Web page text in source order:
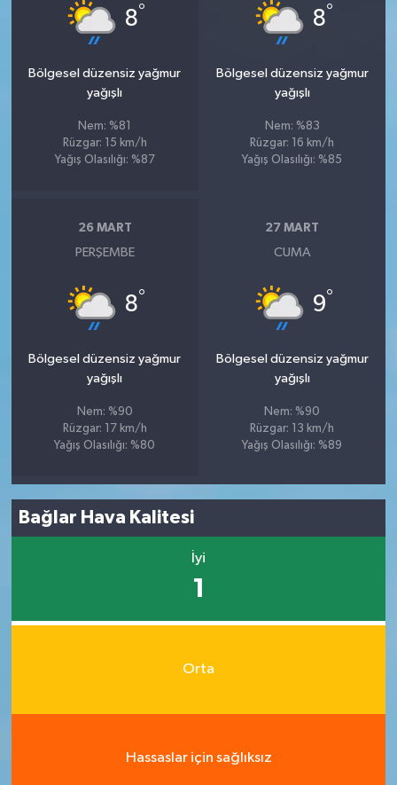
8°
Bölgesel düzensiz yağmur
yağışlı
Nem: %81
Rüzgar: 15 km/h
Yağış Olasılığı: %87
8°
Bölgesel düzensiz yağmur
yağışlı
Nem: %83
Rüzgar: 16 km/h
Yağış Olasılığı: %85
26 MART
PERŞEMBE
8°
Bölgesel düzensiz yağmur
yağışlı
Nem: %90
Rüzgar: 17 km/h
Yağış Olasılığı: %80
27 MART
CUMA
9°
Bölgesel düzensiz yağmur
yağışlı
Nem: %90
Rüzgar: 13 km/h
Yağış Olasılığı: %89
Bağlar Hava Kalitesi
İyi
1
Orta
Hassaslar için sağlıksız